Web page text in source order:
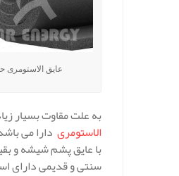
عایق الاستومری
به علت مقاوت بسیار
الاستومری دارا می
با عایق پشم شیشه و
سنتی و قدیمی دارای